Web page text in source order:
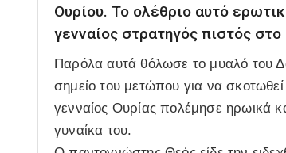
Ουρίου. Το ολέθριο αυτό
γενναίος στρατηγός πιστός στο
Παρόλα αυτά θόλωσε το μυαλό του
σημείο του μετώπου για να
γενναίος Ουρίας πολέμησε ηρωικά
γυναίκα του.